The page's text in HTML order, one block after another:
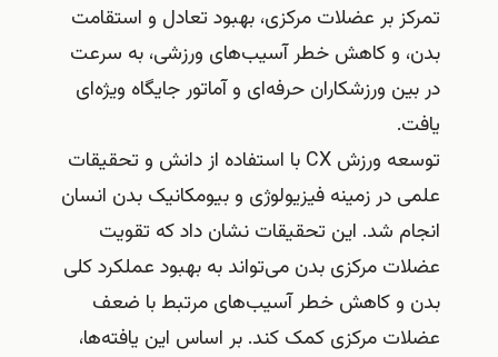
تمرکز بر عضلات مرکزی، بهبود تعادل و استقامت
بدن، و کاهش خطر آسیب‌های ورزشی، به سرعت
در بین ورزشکاران حرفه‌ای و آماتور جایگاه ویژه‌ای
یافت.
توسعه ورزش CX با استفاده از دانش و تحقیقات
علمی در زمینه فیزیولوژی و بیومکانیک بدن انسان
انجام شد. این تحقیقات نشان داد که تقویت
عضلات مرکزی بدن می‌تواند به بهبود عملکرد کلی
بدن و کاهش خطر آسیب‌های مرتبط با ضعف
عضلات مرکزی کمک کند. بر اساس این یافته‌ها،